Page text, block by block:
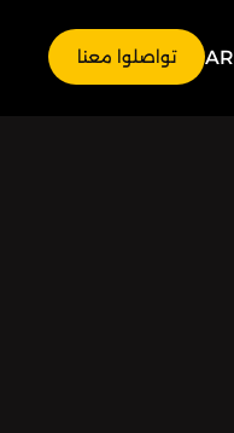
AR تواصلوا معنا